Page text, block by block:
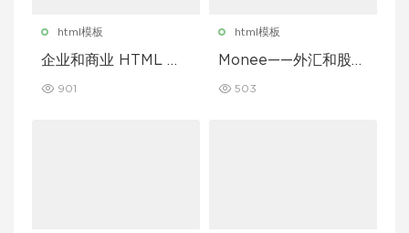
html模板
企业和商业 HTML 模
901
html模板
Monee——外汇和股票
503